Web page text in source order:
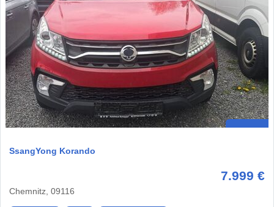
SsangYong Korando
7.999 €
Chemnitz, 09116